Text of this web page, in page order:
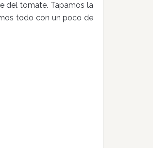
del tomate. Tapamos la
todo con un poco de